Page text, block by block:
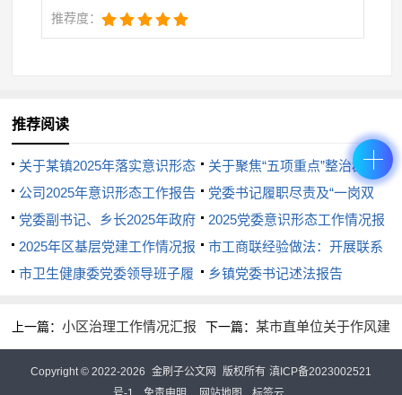
组，进一步细化清廉家风建设重点任务清单，细化责
推进会，组织11个乡镇和70家县直单位签订《家风建
设责任书》，推动形成党委牵头、纪委监督、部门联
印一本《清廉家训集萃》，拍摄一部家风警示教育
片，举办一场家书传廉征文比赛，创建一批清廉家风
推荐度：
推荐阅读
关于某镇2025年落实意识形态
工作责任制情况的报告
关于聚焦“五项重点”整治群众
身边腐败和不正之风工作情况报
告
公司2025年意识形态工作报告
党委书记履职尽责及“一岗双
责”落实情况报告
党委副书记、乡长2025年政府
工作报告
2025党委意识形态工作情况报
告
2025年区基层党建工作情况报
告
市工商联经验做法：开展联系
企业专项行动 助企纾困稳定基
市卫生健康委党委领导班子履
告
乡镇党委书记述法报告
上一篇：小区治理工作情况汇报 下一篇： 某市直单位关于作风建
Copyright © 2022-2026 金刷子公文网 版权所有 滇ICP备2023002521